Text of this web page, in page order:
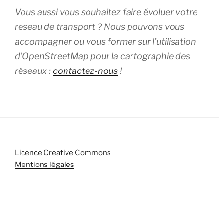
Vous aussi vous souhaitez faire évoluer votre
réseau de transport ? Nous pouvons vous
accompagner ou vous former sur l’utilisation
d’OpenStreetMap pour la cartographie des
réseaux :contactez-nous!
Licence Creative Commons
Mentions légales